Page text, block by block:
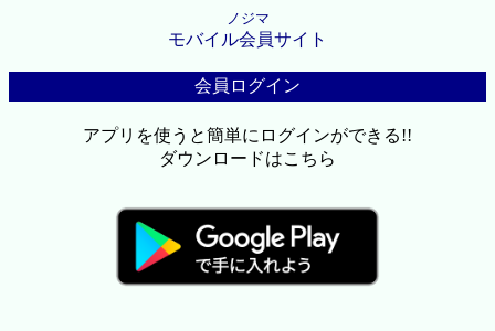
ノジマ
モバイル会員サイト
会員ログイン
アプリを使うと簡単にログインができる!!
ダウンロードはこちら